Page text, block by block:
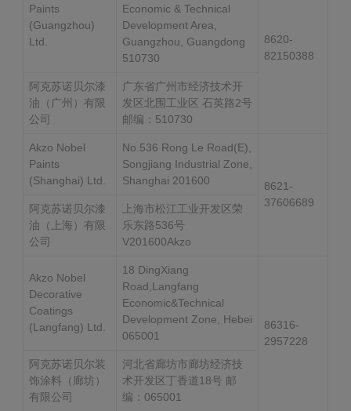
Paints
(Guangzhou)
Ltd.
Economic & Technical
Development Area,
Guangzhou, Guangdong
510730
8620-
82150388
阿克苏诺贝尔漆
油（广州）有限
公司
广东省广州市经济技术开
发区北围工业区 石英路2号
邮编：510730
Akzo Nobel
Paints
(Shanghai) Ltd.
No.536 Rong Le Road(E),
Songjiang Industrial Zone,
Shanghai 201600
8621-
37606689
阿克苏诺贝尔漆
油（上海）有限
公司
上海市松江工业开发区荣
乐东路536号
V201600Akzo
Akzo Nobel
Decorative
Coatings
(Langfang) Ltd.
18 DingXiang
Road,Langfang
Economic&Technical
Development Zone, Hebei
065001
86316-
2957228
阿克苏诺贝尔装
饰涂料（廊坊）
有限公司
河北省廊坊市廊坊经济技
术开发区丁香道18号 邮
编：065001